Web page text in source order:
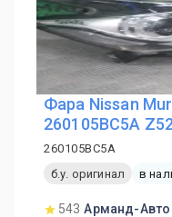
Фара Nissan
260105BC5A
260105BC5A
б.у. оригинал
в
543 Арманд-Авто